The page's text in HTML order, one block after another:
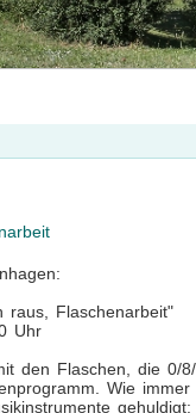
raus, Flaschenarbeit"
Uhr
den Flaschen, die 0/
Wie